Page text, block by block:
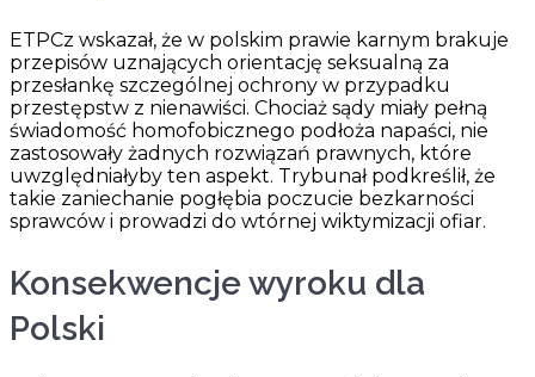
ETPCz wskazał, że w polskim prawie karnym brakuje
przepisów uznających orientację seksualną za
przesłankę szczególnej ochrony w przypadku
przestępstw z nienawiści. Chociaż sądy miały pełną
świadomość homofobicznego podłoża napaści, nie
zastosowały żadnych rozwiązań prawnych, które
uwzględniałyby ten aspekt. Trybunał podkreślił, że
takie zaniechanie pogłębia poczucie bezkarności
sprawców i prowadzi do wtórnej wiktymizacji ofiar.
Konsekwencje wyroku dla
Polski